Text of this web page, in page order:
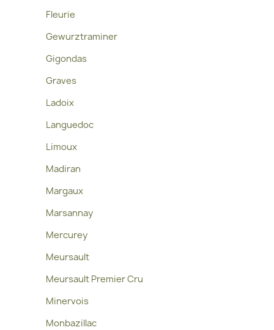
Fleurie
Gewurztraminer
Gigondas
Graves
Ladoix
Languedoc
Limoux
Madiran
Margaux
Marsannay
Mercurey
Meursault
Meursault Premier Cru
Minervois
Monbazillac